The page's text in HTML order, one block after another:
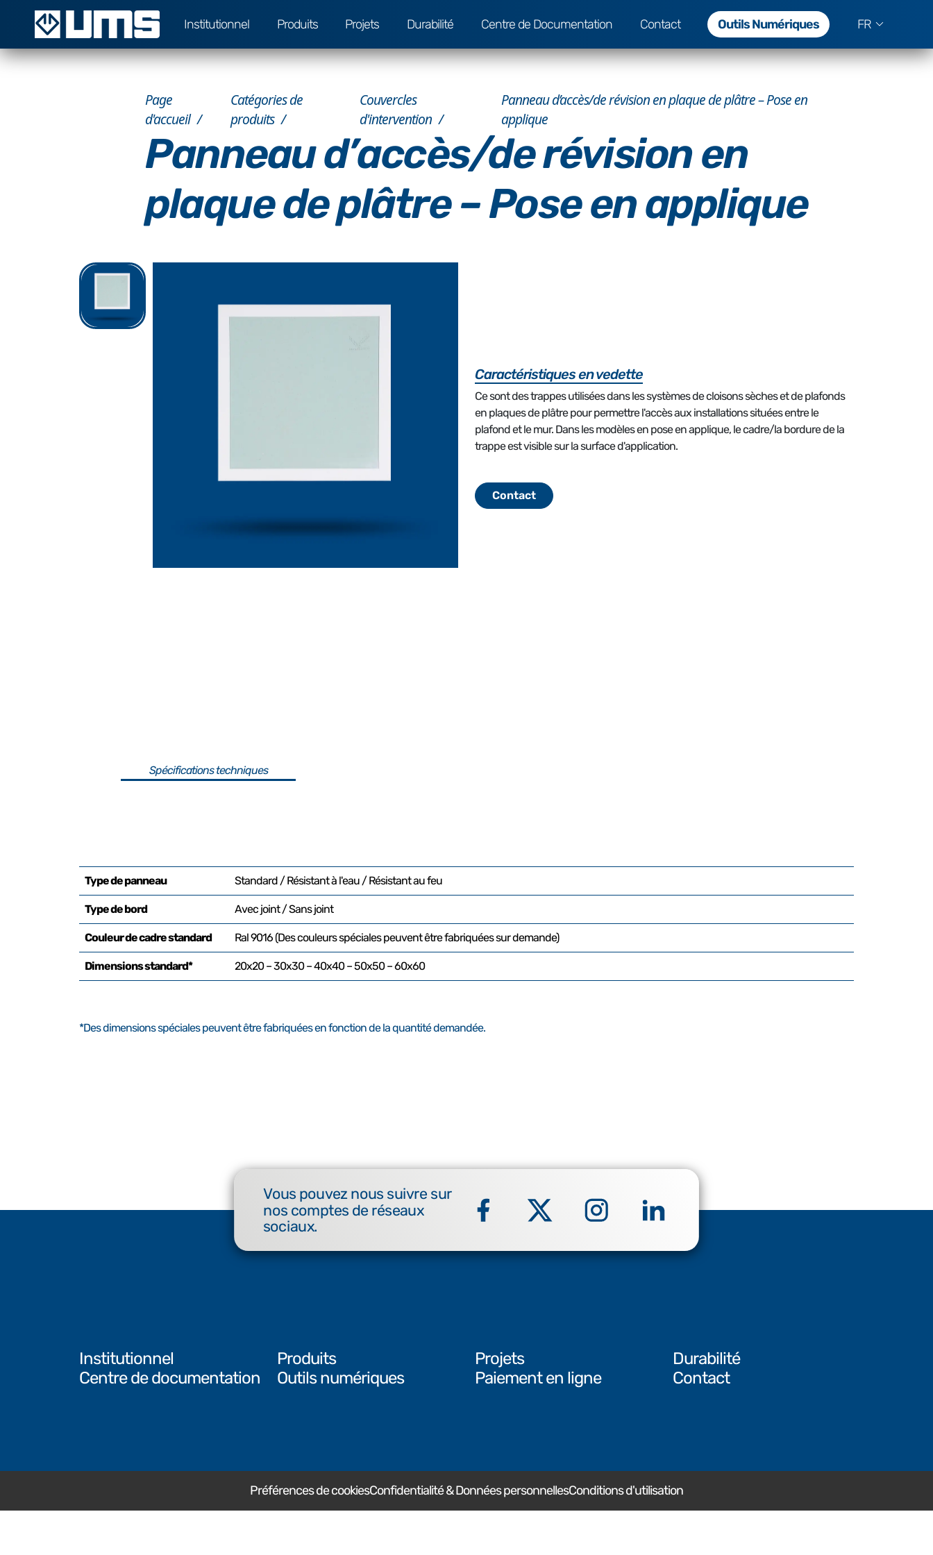
Institutionnel Produits Projets Durabilité Centre de Documentation Contact Outils Numériques FR
Page
d'accueil
Catégories de
produits
Couvercles
d'intervention
Panneau d’accès/de révision en plaque de plâtre – Pose en
applique
Panneau d’accès/de révision en
plaque de plâtre – Pose en applique
Caractéristiques en vedette
Ce sont des trappes utilisées dans les systèmes de cloisons sèches et de plafonds
en plaques de plâtre pour permettre l'accès aux installations situées entre le
plafond et le mur. Dans les modèles en pose en applique, le cadre/la bordure de la
trappe est visible sur la surface d'application.
Contact
Spécifications techniques
Type de panneau Standard / Résistant à l'eau / Résistant au feu
Type de bord Avec joint / Sans joint
Couleur de cadre standard Ral 9016 (Des couleurs spéciales peuvent être fabriquées sur demande)
Dimensions standard* 20x20 – 30x30 – 40x40 – 50x50 – 60x60
*Des dimensions spéciales peuvent être fabriquées en fonction de la quantité demandée.
Vous pouvez nous suivre sur
nos comptes de réseaux
sociaux.
Institutionnel Produits Projets
Durabilité
Centre de documentation
Outils numériques Paiement en ligne Contact
Préférences de cookiesConfidentialité & Données personnellesConditions d'utilisation